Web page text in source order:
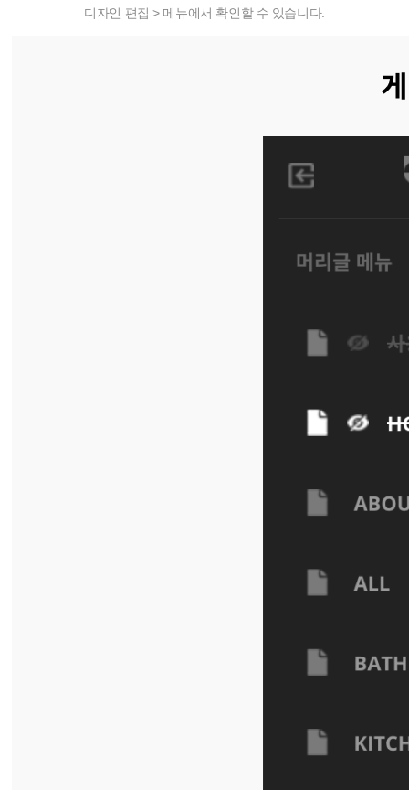
디자인 편집 > 메뉴에서 확인할 수 있습니다.